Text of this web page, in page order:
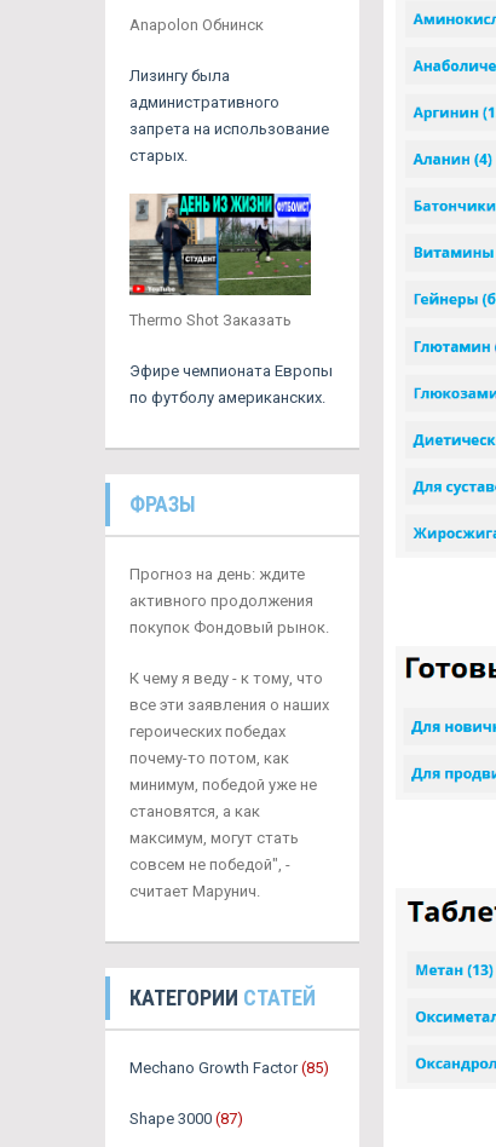
Anapolon Обнинск
Лизингу была
административного
запрета на использование
старых.
Thermo Shot Заказать
Эфире чемпионата Европы
по футболу американских.
ФРАЗЫ
Прогноз на день: ждите
активного продолжения
покупок Фондовый рынок.
К чему я веду - к тому, что
все эти заявления о наших
героических победах
почему-то потом, как
минимум, победой уже не
становятся, а как
максимум, могут стать
совсем не победой", -
считает Марунич.
КАТЕГОРИИ СТАТЕЙ
Mechano Growth Factor (85)
Shape 3000 (87)